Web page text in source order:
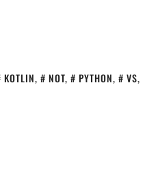
KOTLIN, NOT, PYTHON, VS,